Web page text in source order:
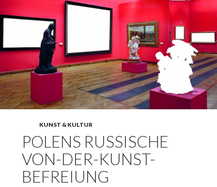
KUNST & KULTUR
POLENS RUSSISCHE
VON-DER-KUNST-
BEFREIUNG